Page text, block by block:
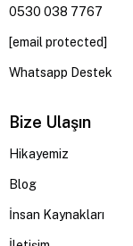
0530 038 7767
[email protected]
Whatsapp Destek
Bize Ulaşın
Hikayemiz
Blog
İnsan Kaynakları